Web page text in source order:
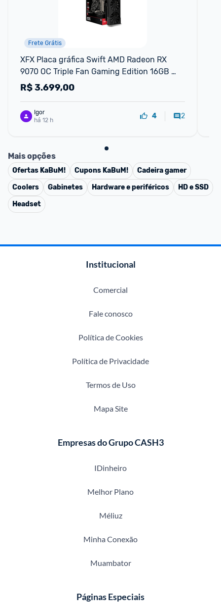
Frete Grátis
XFX Placa gráfica Swift AMD Radeon RX
9070 OC Triple Fan Gaming Edition 16GB
GDDR6
R$3.699,00
Igor
há 12 h
4 2
Mais opções
Ofertas KaBuM! Cupons KaBuM!
Cadeira gamer
Coolers
Gabinetes Hardware e periféricos
HD e SSD
Headset
Institucional
Comercial
Fale conosco
Política de Cookies
Política de Privacidade
Termos de Uso
Mapa Site
Empresas do Grupo CASH3
IDinheiro
Melhor Plano
Méliuz
Minha Conexão
Muambator
Páginas Especiais